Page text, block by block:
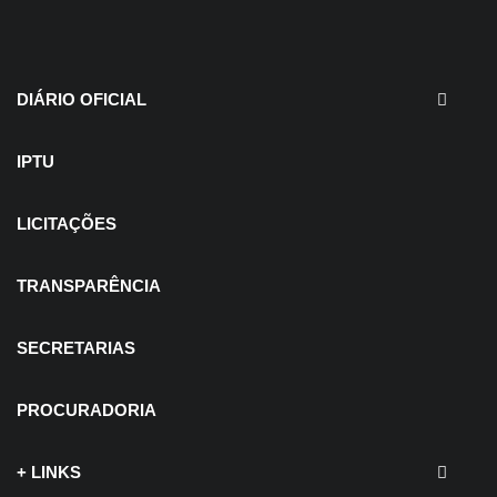
Processo Seletivo
DIÁRIO OFICIAL
IPTU
LICITAÇÕES
TRANSPARÊNCIA
SECRETARIAS
PROCURADORIA
+ LINKS